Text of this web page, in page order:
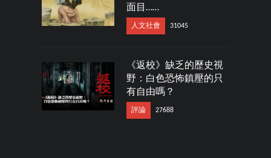
面目……
人文社會 31045
《返校》缺乏的歷史視
野：白色恐怖鎮壓的只
有自由嗎？
評論 27688